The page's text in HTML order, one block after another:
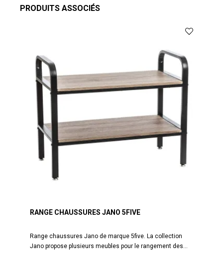
PRODUITS ASSOCIÉS
RANGE CHAUSSURES JANO 5FIVE
Range chaussures Jano de marque 5five. La collection
Jano propose plusieurs meubles pour le rangement des